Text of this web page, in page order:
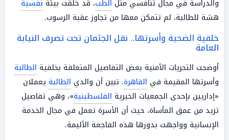
والدراسة في مجال تنافسي مثل الطب، قد خلقت بيئة نفسية
هشة للطالبة، لم تتمكن معها من تجاوز عقبة الرسوب.
خلفية الضحية وأسرتها.. نقل الجثمان تحت تصرف النيابة
العامة
أوضحت التحريات الأمنية بعض التفاصيل المتعلقة بخلفية الطالبة
وأسرتها المقيمة في القاهرة. تبين أن والدي الطالبة يعملان
«إداريين بإحدى الجمعيات الخيرية الفلسطينية»، وهي تفاصيل
تزيد من عمق المأساة، حيث أن الأسرة تعمل في مجال الخدمة
الإنسانية وواجهت بدورها هذه الفاجعة الأليمة.